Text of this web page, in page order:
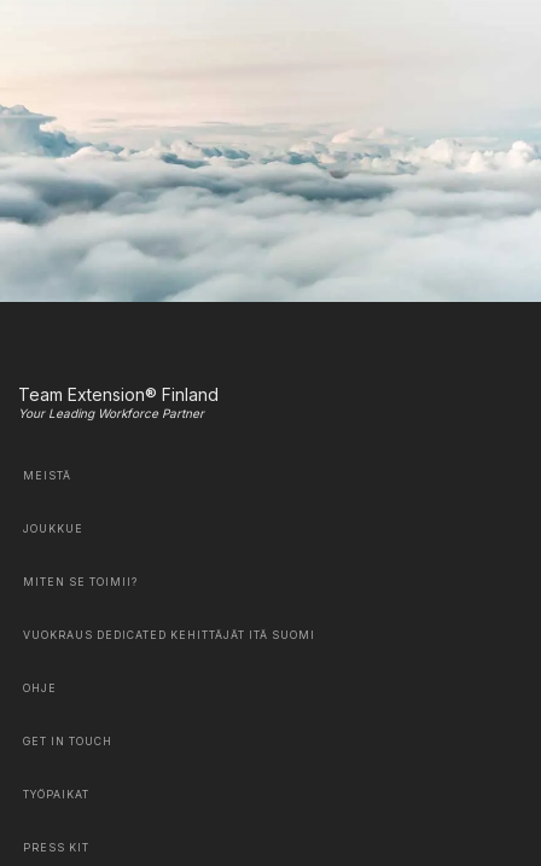
Team Extension® Finland
Your Leading Workforce Partner
MEISTÄ
JOUKKUE
MITEN SE TOIMII?
VUOKRAUS DEDICATED KEHITTÄJÄT ITÄ SUOMI
OHJE
GET IN TOUCH
TYÖPAIKAT
PRESS KIT